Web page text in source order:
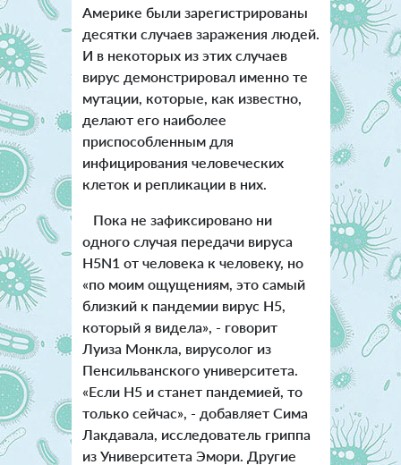
Америке были зарегистрированы
десятки случаев заражения людей.
И в некоторых из этих случаев
вирус демонстрировал именно те
мутации, которые, как известно,
делают его наиболее
приспособленным для
инфицирования человеческих
клеток и репликации в них.
Пока не зафиксировано ни
одного случая передачи вируса
H5N1 от человека к человеку, но
«по моим ощущениям, это самый
близкий к пандемии вирус H5,
который я видела», - говорит
Луиза Монкла, вирусолог из
Пенсильванского университета.
«Если H5 и станет пандемией, то
только сейчас», - добавляет Сима
Лакдавала, исследователь гриппа
из Университета Эмори. Другие